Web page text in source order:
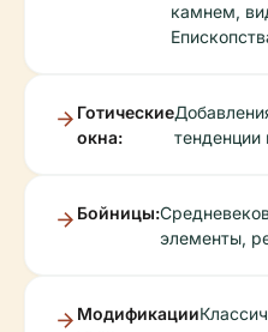
камнем,
Готические
окна:
тенденции
Бойницы:
элементы,
Модификации